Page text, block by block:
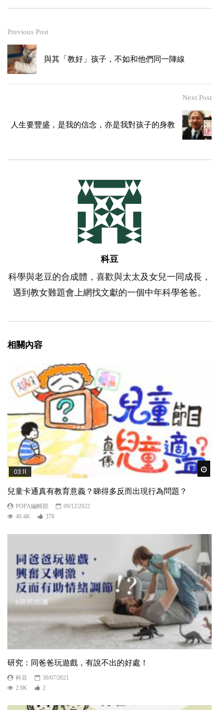
Previous Post
與其「教好」孩子，不如和他們同一陣線
Next Post
人生要豐盛，是我的信念，亦是我對孩子的身教
科豆
科學與老豆的合成體，喜歡與太太及女兒一同成長，
遇到教女難題會上網找文獻的一個中年科學爸爸。
相關內容
03:11
兒童卡通真有教育意義？睇得多反而出現行為問題？
POPA編輯部
09/12/2022
40.4K
378
研究：同爸爸玩遊戲，有說不出的好處！
科豆
30/07/2021
2.9K
2